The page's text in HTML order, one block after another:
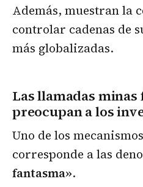
Además, muestran la
controlar cadenas de
más globalizadas.
Las llamadas minas
preocupan a los
Uno de los
corresponde a las
fantasma».